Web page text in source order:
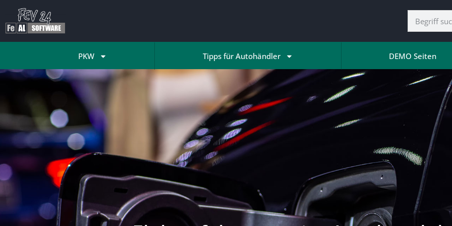
PKW Tipps für Autohändler DEMO Seiten